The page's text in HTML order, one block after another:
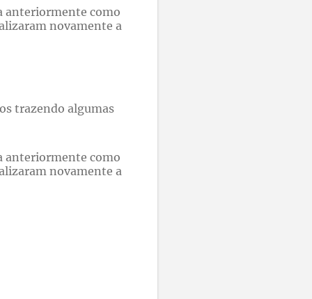
anteriormente como
novamente a
trazendo algumas
anteriormente como
novamente a